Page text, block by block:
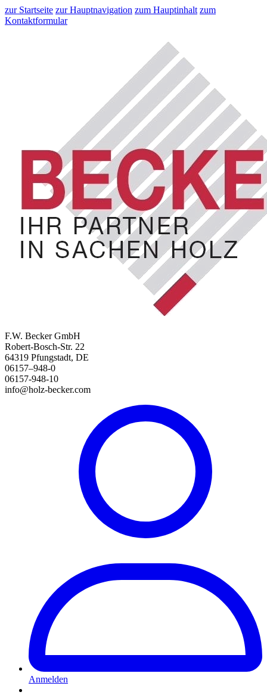
zur Startseite zur Hauptnavigation zum Hauptinhalt zum
Kontaktformular
F.W. Becker GmbH
Robert-Bosch-Str. 22
64319 Pfungstadt, DE
06157–948-0
06157-948-10
info@holz-becker.com
Anmelden